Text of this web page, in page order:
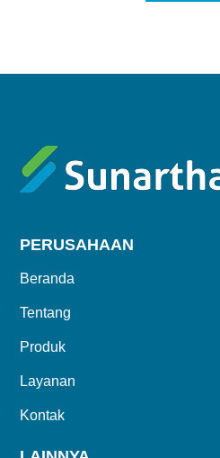
PERUSAHAAN
Beranda
Tentang
Produk
Layanan
Kontak